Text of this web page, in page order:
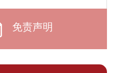
0.5457
免责声明